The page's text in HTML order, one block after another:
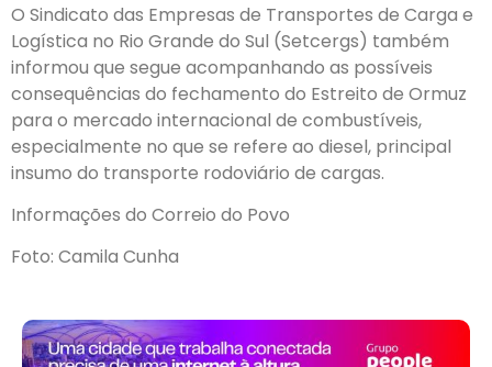
O Sindicato das Empresas de Transportes de Carga e
Logística no Rio Grande do Sul (Setcergs) também
informou que segue acompanhando as possíveis
consequências do fechamento do Estreito de Ormuz
para o mercado internacional de combustíveis,
especialmente no que se refere ao diesel, principal
insumo do transporte rodoviário de cargas.
Informações do Correio do Povo
Foto: Camila Cunha